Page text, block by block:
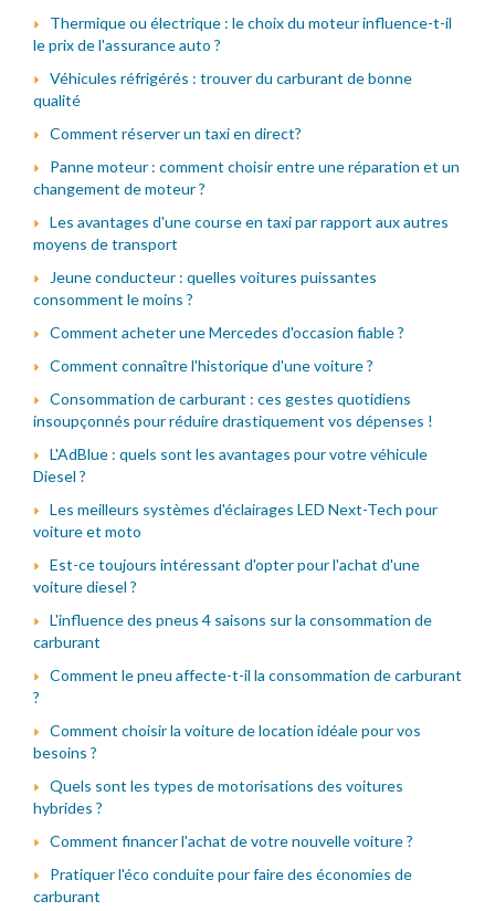
Thermique ou électrique : le choix du moteur influence-t-il
le prix de l'assurance auto ?
Véhicules réfrigérés : trouver du carburant de bonne
qualité
Comment réserver un taxi en direct?
Panne moteur : comment choisir entre une réparation et un
changement de moteur ?
Les avantages d'une course en taxi par rapport aux autres
moyens de transport
Jeune conducteur : quelles voitures puissantes
consomment le moins ?
Comment acheter une Mercedes d'occasion fiable ?
Comment connaître l'historique d'une voiture ?
Consommation de carburant : ces gestes quotidiens
insoupçonnés pour réduire drastiquement vos dépenses !
L'AdBlue : quels sont les avantages pour votre véhicule
Diesel ?
Les meilleurs systèmes d'éclairages LED Next-Tech pour
voiture et moto
Est-ce toujours intéressant d'opter pour l'achat d'une
voiture diesel ?
L'influence des pneus 4 saisons sur la consommation de
carburant
Comment le pneu affecte-t-il la consommation de carburant
?
Comment choisir la voiture de location idéale pour vos
besoins ?
Quels sont les types de motorisations des voitures
hybrides ?
Comment financer l'achat de votre nouvelle voiture ?
Pratiquer l'éco conduite pour faire des économies de
carburant